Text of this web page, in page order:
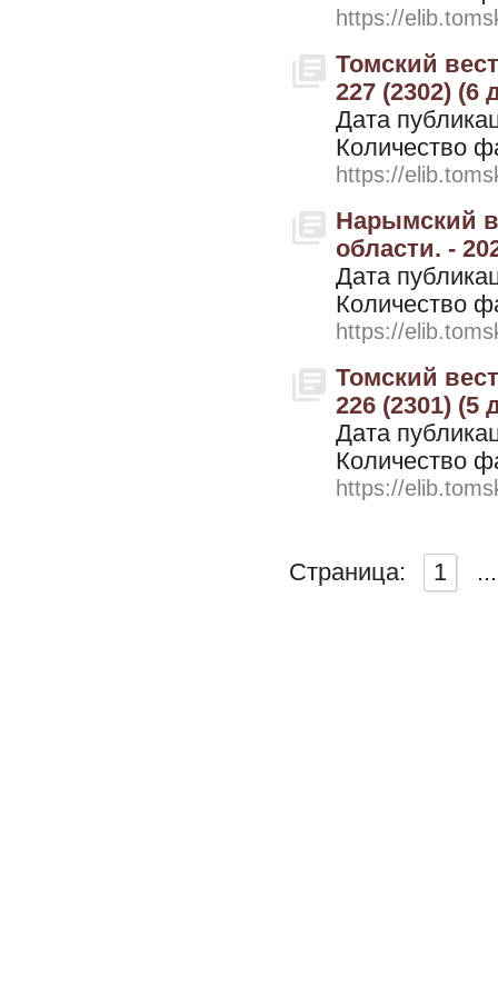
https://
Томский
227 (2302) (6
Дата
Количество
https://
Нарымский
области. -
Дата
Количество
https://
Томский
226 (2301) (5
Дата
Количество
https://
Страница: 1 ...